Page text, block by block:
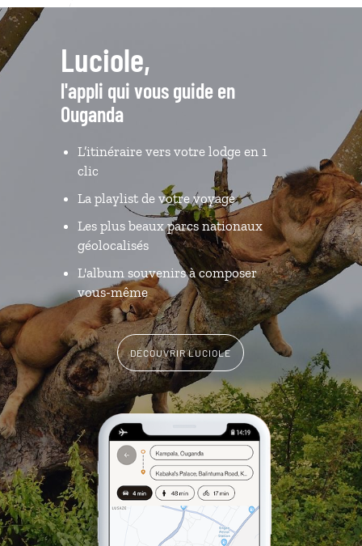
Luciole,
l'appli qui vous guide en
Ouganda
L’itinéraire vers votre lodge en 1
clic
La playlist de votre voyage
Les plus beaux parcs nationaux
géolocalisés
L'album souvenirs à composer
vous-même
DÉCOUVRIR LUCIOLE